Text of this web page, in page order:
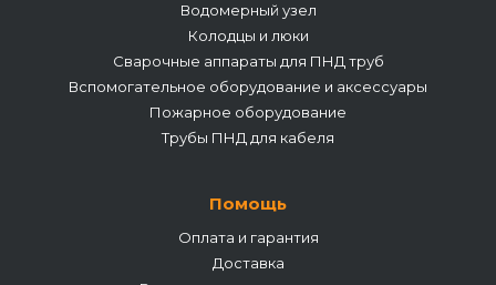
Водомерный узел
Колодцы и люки
Сварочные аппараты для ПНД труб
Вспомогательное оборудование и аксессуары
Пожарное оборудование
Трубы ПНД для кабеля
Помощь
Оплата и гарантия
Доставка